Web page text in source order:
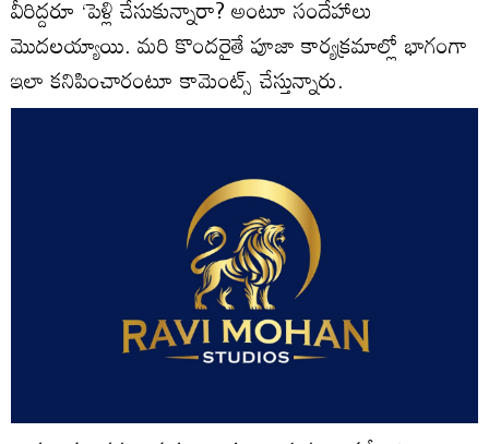
వీరిద్దరూ ‘పెళ్లి చేసుకున్నారా? అంటూ సందేహాలు
మొదలయ్యాయి. మరి కొందరైతే పూజా కార్యక్రమాల్లో భాగంగా
ఇలా కనిపించారంటూ కామెంట్స్‌ చేస్తున్నారు.